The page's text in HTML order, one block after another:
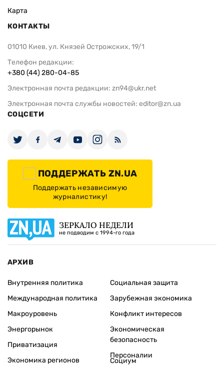
Карта
КОНТАКТЫ
01010 Киев, ул. Князей Острожских, 19/1
Телефон редакции:
+380 (44) 280-04-85
Электронная почта редакции: zn94@ukr.net
Электронная почта службы новостей: editor@zn.ua
СОЦСЕТИ
ПОДДЕРЖАТЬ ZN.UA
Поддержать независимую
журналистику!
ЗЕРКАЛО НЕДЕЛИ
не подводим с 1994-го года
АРХИВ
Внутренняя политика
Международная политика
Макроуровень
Энергорынок
Приватизация
Экономика регионов
Социальная защита
Зарубежная экономика
Конфликт интересов
Экономическая
безопасность
Персоналии
Социум